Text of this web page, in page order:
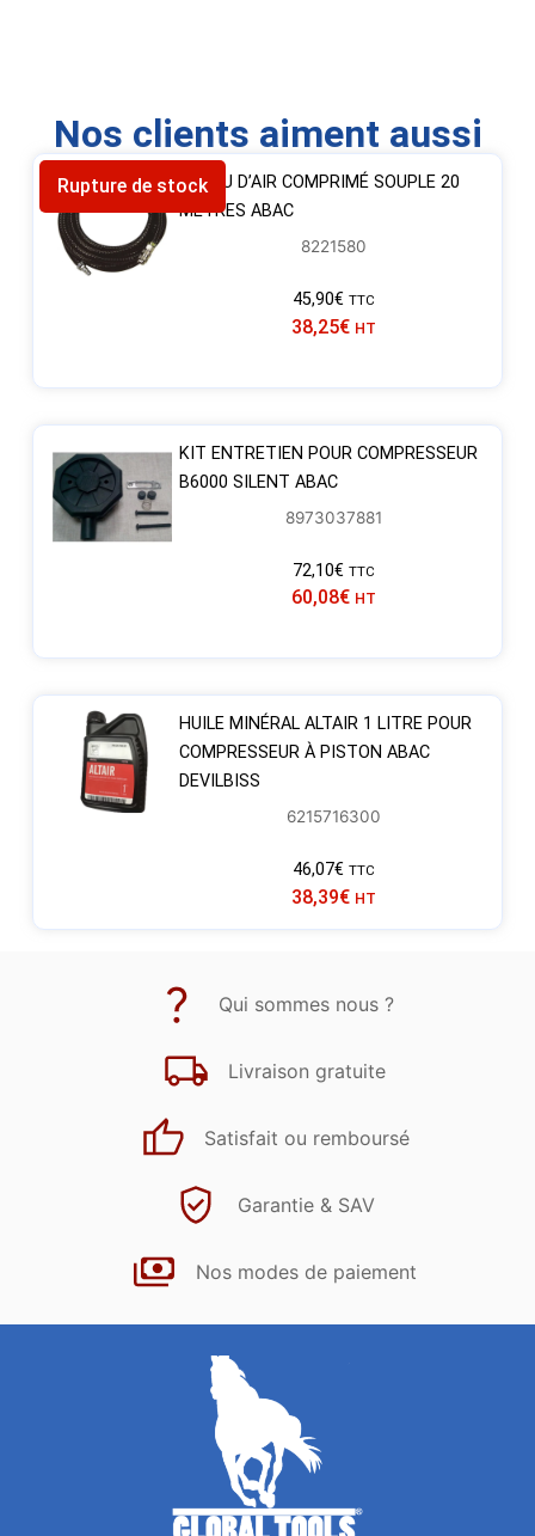
Nos clients aiment aussi
Rupture de stockTUYAU D’AIR COMPRIMÉ SOUPLE 20
MÈTRES ABAC
8221580
45,90€ TTC
38,25€ HT
KIT ENTRETIEN POUR COMPRESSEUR
B6000 SILENT ABAC
8973037881
72,10€ TTC
60,08€ HT
HUILE MINÉRAL ALTAIR 1 LITRE POUR
COMPRESSEUR À PISTON ABAC
DEVILBISS
6215716300
46,07€ TTC
38,39€ HT
Qui sommes nous ?
Livraison gratuite
Satisfait ou remboursé
Garantie & SAV
Nos modes de paiement